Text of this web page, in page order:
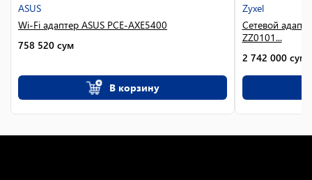
ASUS
Wi-Fi адаптер ASUS PCE-AXE5400
758 520 сум
В корзину
Zyxel
Сетевой
ZZ0101...
2 742 000 сум